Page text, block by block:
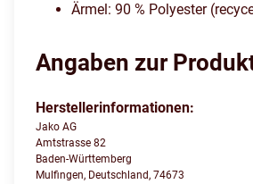
Ärmel: 90 % Polyester
Angaben zur
Herstellerinformationen:
Jako AG
Amtstrasse 82
Baden-Württemberg
Mulfingen, Deutschland, 74673